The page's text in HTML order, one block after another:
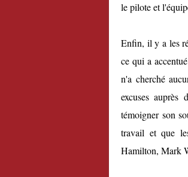
le pilote et
Enfin, il y a les
ce qui a
n'a cherché
excuses
témoigner son
travail et que
Hamilton, Mark